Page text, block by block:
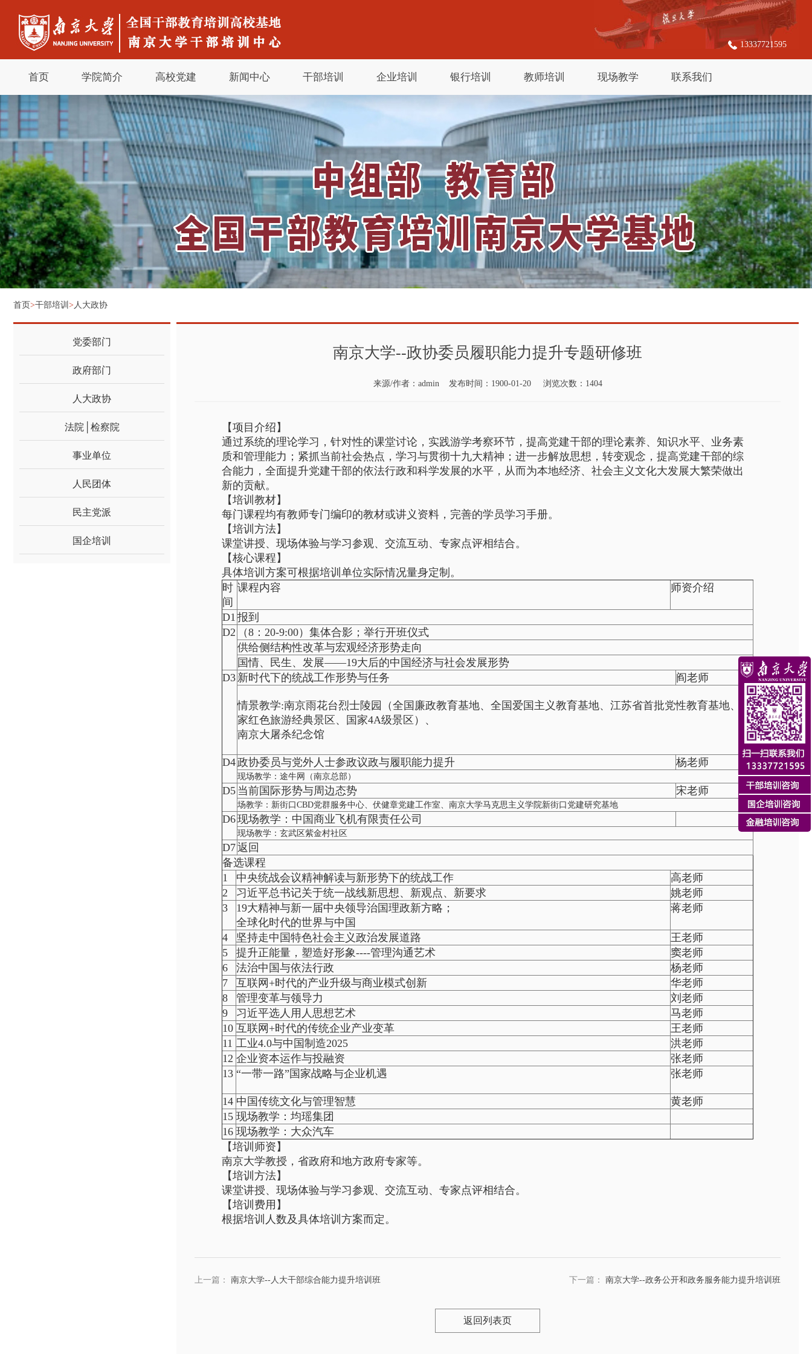
13337721595
首页 学院简介 高校党建 新闻中心 干部培训 企业培训 银行培训 教师培训 现场教学 联系我们
首页>干部培训 > 人大政协
党委部门
政府部门
人大政协
法院│检察院
事业单位
人民团体
民主党派
国企培训
南京大学--政协委员履职能力提升专题研修班
来源/作者：admin 发布时间：1900-01-20 浏览次数：1404
【项目介绍】
通过系统的理论学习，针对性的课堂讨论，实践游学考察环节，提高党建干部的理论素养、知识水平、业务素
质和管理能力；紧抓当前社会热点，学习与贯彻十九大精神；进一步解放思想，转变观念，提高党建干部的综
合能力，全面提升党建干部的依法行政和科学发展的水平，从而为本地经济、社会主义文化大发展大繁荣做出
新的贡献。
【培训教材】
每门课程均有教师专门编印的教材或讲义资料，完善的学员学习手册。
【培训方法】
课堂讲授、现场体验与学习参观、交流互动、专家点评相结合。
【核心课程】
具体培训方案可根据培训单位实际情况量身定制。
时
间
课程内容 师资介绍
D1 报到
D2
（8：20-9:00）集体合影；举行开班仪式
供给侧结构性改革与宏观经济形势走向
国情、民生、发展——19大后的中国经济与社会发展形势
D3 新时代下的统战工作形势与任务 阎老师
情景教学:南京雨花台烈士陵园（全国廉政教育基地、全国爱国主义教育基地、江苏省首批党性教育基地、百
家红色旅游经典景区、国家4A级景区）、
南京大屠杀纪念馆
D4政协委员与党外人士参政议政与履职能力提升 杨老师
现场教学：途牛网（南京总部）
D5 当前国际形势与周边态势 宋老师
场教学：新街口CBD党群服务中心、伏健章党建工作室、南京大学马克思主义学院新街口党建研究基地
D6现场教学：中国商业飞机有限责任公司
现场教学：玄武区紫金村社区
D7返回
备选课程
1
中央统战会议精神解读与新形势下的统战工作
高老师
2
习近平总书记关于统一战线新思想、新观点、新要求
姚老师
3
19大精神与新一届中央领导治国理政新方略；
全球化时代的世界与中国
蒋老师
4 坚持走中国特色社会主义政治发展道路
王老师
5
提升正能量，塑造好形象----管理沟通艺术
窦老师
6
法治中国与依法行政
杨老师
7
互联网+时代的产业升级与商业模式创新
华老师
8
管理变革与领导力
刘老师
9
习近平选人用人思想艺术
马老师
10 互联网+时代的传统企业产业变革
王老师
11 工业4.0与中国制造2025
洪老师
12 企业资本运作与投融资
张老师
13 “一带一路”国家战略与企业机遇 张老师
14 中国传统文化与管理智慧
黄老师
15 现场教学：均瑶集团
16 现场教学：大众汽车
【培训师资】
南京大学教授，省政府和地方政府专家等。
【培训方法】
课堂讲授、现场体验与学习参观、交流互动、专家点评相结合。
【培训费用】
根据培训人数及具体培训方案而定。
上一篇： 南京大学--人大干部综合能力提升培训班 下一篇： 南京大学--政务公开和政务服务能力提升培训班
返回列表页